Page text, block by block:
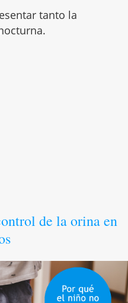
tanto la
de la orina en